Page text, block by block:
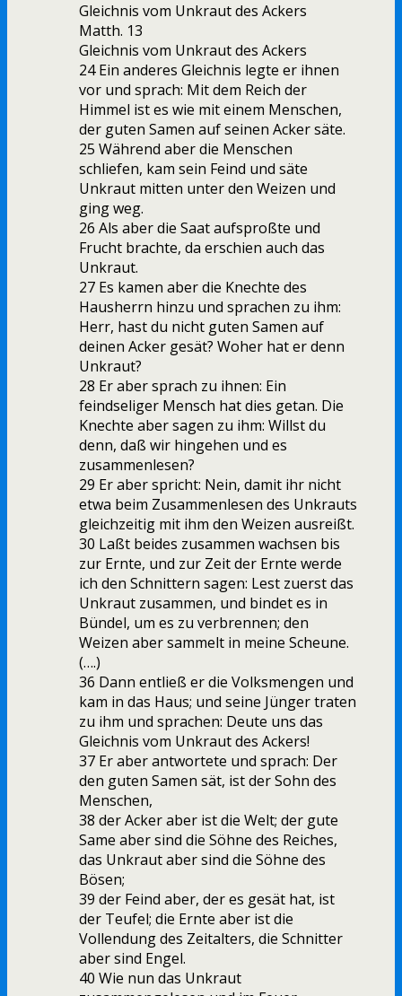
Gleichnis vom Unkraut des Ackers
Matth. 13
Gleichnis vom Unkraut des Ackers
24 Ein anderes Gleichnis legte er ihnen
vor und sprach: Mit dem Reich der
Himmel ist es wie mit einem Menschen,
der guten Samen auf seinen Acker säte.
25 Während aber die Menschen
schliefen, kam sein Feind und säte
Unkraut mitten unter den Weizen und
ging weg.
26 Als aber die Saat aufsproßte und
Frucht brachte, da erschien auch das
Unkraut.
27 Es kamen aber die Knechte des
Hausherrn hinzu und sprachen zu ihm:
Herr, hast du nicht guten Samen auf
deinen Acker gesät? Woher hat er denn
Unkraut?
28 Er aber sprach zu ihnen: Ein
feindseliger Mensch hat dies getan. Die
Knechte aber sagen zu ihm: Willst du
denn, daß wir hingehen und es
zusammenlesen?
29 Er aber spricht: Nein, damit ihr nicht
etwa beim Zusammenlesen des Unkrauts
gleichzeitig mit ihm den Weizen ausreißt.
30 Laßt beides zusammen wachsen bis
zur Ernte, und zur Zeit der Ernte werde
ich den Schnittern sagen: Lest zuerst das
Unkraut zusammen, und bindet es in
Bündel, um es zu verbrennen; den
Weizen aber sammelt in meine Scheune.
(….)
36 Dann entließ er die Volksmengen und
kam in das Haus; und seine Jünger traten
zu ihm und sprachen: Deute uns das
Gleichnis vom Unkraut des Ackers!
37 Er aber antwortete und sprach: Der
den guten Samen sät, ist der Sohn des
Menschen,
38 der Acker aber ist die Welt; der gute
Same aber sind die Söhne des Reiches,
das Unkraut aber sind die Söhne des
Bösen;
39 der Feind aber, der es gesät hat, ist
der Teufel; die Ernte aber ist die
Vollendung des Zeitalters, die Schnitter
aber sind Engel.
40 Wie nun das Unkraut